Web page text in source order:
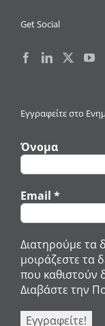
Get Social
Εγγραφείτε στο
Όνομα
Email *
Διατηρούμε τα
μοιράζεστε τα
που καθιστούν
Διαβάστε την